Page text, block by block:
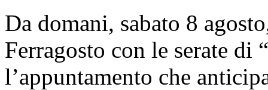
Da domani, sabato 8
Ferragosto con le serate di
l’appuntamento che